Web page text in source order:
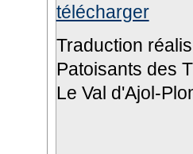
télécharger
Traduction
Patoisants des
Le Val d'Ajol-